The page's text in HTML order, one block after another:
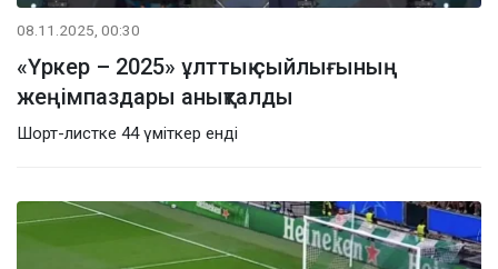
08.11.2025, 00:30
«Үркер – 2025» ұлттық сыйлығының
жеңімпаздары анықталды
Шорт-листке 44 үміткер енді